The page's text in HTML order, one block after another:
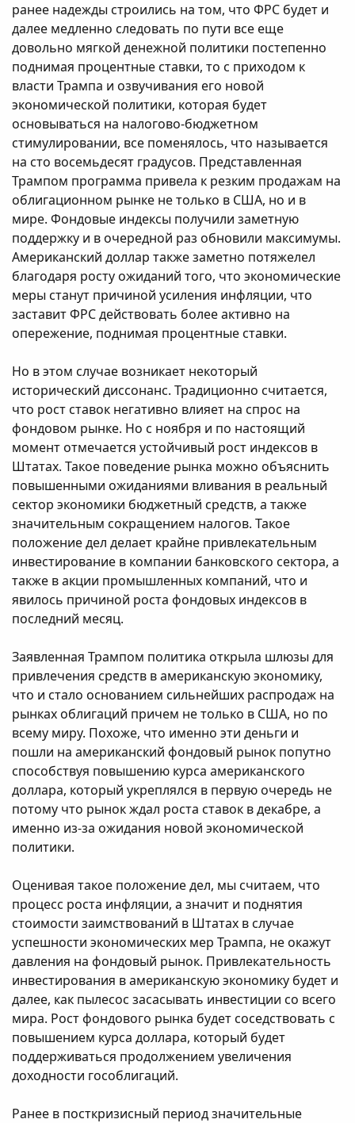
ранее надежды строились на том, что ФРС будет и
далее медленно следовать по пути все еще
довольно мягкой денежной политики постепенно
поднимая процентные ставки, то с приходом к
власти Трампа и озвучивания его новой
экономической политики, которая будет
основываться на налогово-бюджетном
стимулировании, все поменялось, что называется
на сто восемьдесят градусов. Представленная
Трампом программа привела к резким продажам на
облигационном рынке не только в США, но и в
мире. Фондовые индексы получили заметную
поддержку и в очередной раз обновили максимумы.
Американский доллар также заметно потяжелел
благодаря росту ожиданий того, что экономические
меры станут причиной усиления инфляции, что
заставит ФРС действовать более активно на
опережение, поднимая процентные ставки.
Но в этом случае возникает некоторый
исторический диссонанс. Традиционно считается,
что рост ставок негативно влияет на спрос на
фондовом рынке. Но с ноября и по настоящий
момент отмечается устойчивый рост индексов в
Штатах. Такое поведение рынка можно объяснить
повышенными ожиданиями вливания в реальный
сектор экономики бюджетный средств, а также
значительным сокращением налогов. Такое
положение дел делает крайне привлекательным
инвестирование в компании банковского сектора, а
также в акции промышленных компаний, что и
явилось причиной роста фондовых индексов в
последний месяц.
Заявленная Трампом политика открыла шлюзы для
привлечения средств в американскую экономику,
что и стало основанием сильнейших распродаж на
рынках облигаций причем не только в США, но по
всему миру. Похоже, что именно эти деньги и
пошли на американский фондовый рынок попутно
способствуя повышению курса американского
доллара, который укреплялся в первую очередь не
потому что рынок ждал роста ставок в декабре, а
именно из-за ожидания новой экономической
политики.
Оценивая такое положение дел, мы считаем, что
процесс роста инфляции, а значит и поднятия
стоимости заимствований в Штатах в случае
успешности экономических мер Трампа, не окажут
давления на фондовый рынок. Привлекательность
инвестирования в американскую экономику будет и
далее, как пылесос засасывать инвестиции со всего
мира. Рост фондового рынка будет соседствовать с
повышением курса доллара, который будет
поддерживаться продолжением увеличения
доходности гособлигаций.
Ранее в посткризисный период значительные